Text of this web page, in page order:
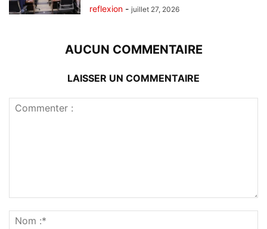
reflexion - juillet 27, 2026
AUCUN COMMENTAIRE
LAISSER UN COMMENTAIRE